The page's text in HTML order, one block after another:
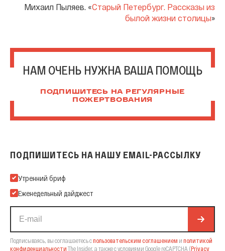
Михаил Пыляев. «Старый Петербург. Рассказы из
былой жизни столицы»
НАМ ОЧЕНЬ НУЖНА ВАША ПОМОЩЬ
ПОДПИШИТЕСЬ НА РЕГУЛЯРНЫЕ
ПОЖЕРТВОВАНИЯ
ПОДПИШИТЕСЬ НА НАШУ EMAIL-РАССЫЛКУ
Подпишитесь на нашу Email-рассылку
Утренний бриф
Еженедельный дайджест
Подписываясь, вы соглашаетесь спользовательским соглашением и политикой
конфиденциальности The Insider, а также с условиями Google reCAPTCHA (Privacy